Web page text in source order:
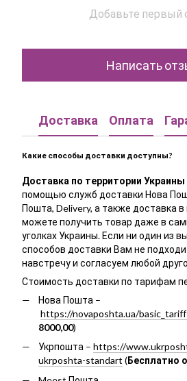
Добавьте первый
Написать
Доставка Оплата
Какие способы доставки доступны?
Доставка по территории Украины
помощью служб доставки Нова
Пошта, Delivery, а также доставка
можете получить товар даже в
уголках Украины. Если ни один из
способов доставки Вам не
навстречу и согласуем любой
Стоимость доставки по тарифам
Нова Пошта –
https://novaposhta.ua/
8000,00)
Укрпошта – https://
ukrposhta-standart (Бесплатно